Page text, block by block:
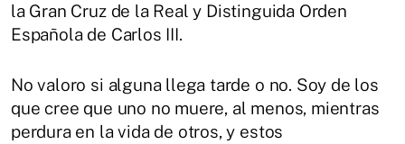
la Gran Cruz de la Real y Distinguida Orden
Española de Carlos III.
No valoro si alguna llega tarde o no. Soy de los
que cree que uno no muere, al menos, mientras
perdura en la vida de otros, y estos